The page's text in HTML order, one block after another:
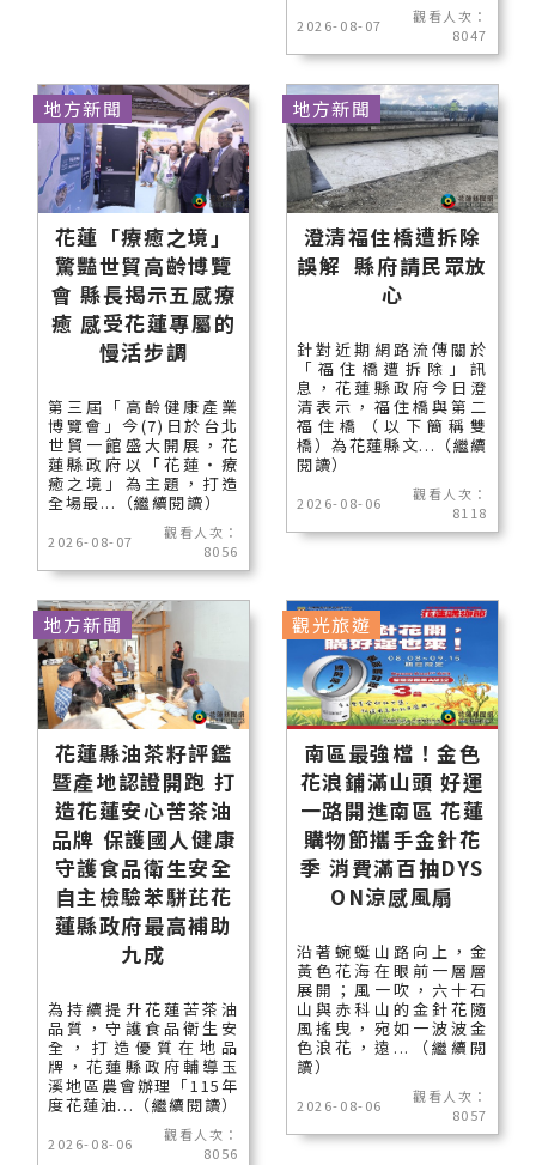
2026-08-07
觀看人次：
8047
花蓮「療癒之境」
驚豔世貿高齡博覽
會 縣長揭示五感療
癒 感受花蓮專屬的
慢活步調
第三屆「高齡健康產業
博覽會」今(7)日於台北
世貿一館盛大開展，花
蓮縣政府以「花蓮‧療
癒之境」為主題，打造
全場最...（繼續閱讀）
2026-08-07
觀看人次：
8056
地方新聞
澄清福住橋遭拆除
誤解 縣府請民眾放
心
針對近期網路流傳關於
「福住橋遭拆除」訊
息，花蓮縣政府今日澄
清表示，福住橋與第二
福住橋（以下簡稱雙
橋）為花蓮縣文...（繼續
閱讀）
2026-08-06
觀看人次：
8118
地方新聞
花蓮縣油茶籽評鑑
暨產地認證開跑 打
造花蓮安心苦茶油
品牌 保護國人健康
守護食品衛生安全
自主檢驗苯駢芘花
蓮縣政府最高補助
九成
為持續提升花蓮苦茶油
品質，守護食品衛生安
全，打造優質在地品
牌，花蓮縣政府輔導玉
溪地區農會辦理「115年
度花蓮油...（繼續閱讀）
2026-08-06
觀看人次：
8056
地方新聞
南區最強檔！金色
花浪鋪滿山頭 好運
一路開進南區 花蓮
購物節攜手金針花
季 消費滿百抽DYS
ON涼感風扇
沿著蜿蜒山路向上，金
黃色花海在眼前一層層
展開；風一吹，六十石
山與赤科山的金針花隨
風搖曳，宛如一波波金
色浪花，遠...（繼續閱
讀）
2026-08-06
觀看人次：
8057
觀光旅遊